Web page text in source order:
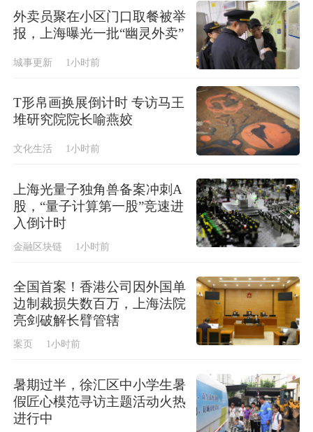
外卖员聚在小区门口取餐被举
报，上海曝光一批“幽灵外卖”
城事更新 1小时前
T形帛画换展倒计时 专访马王
堆研究院院长喻燕姣
文化生活 1小时前
上海光量子独角兽备案冲刺A
股，“量子计算第一股”竞速进
入倒计时
金融区块链 1小时前
全国首案！香港公司因外国单
边制裁损失数百万，上海法院
亮剑破解长臂管辖
案页 1小时前
暑期过半，徐汇区中小学生暑
假匠心模范寻访主题活动火热
进行中